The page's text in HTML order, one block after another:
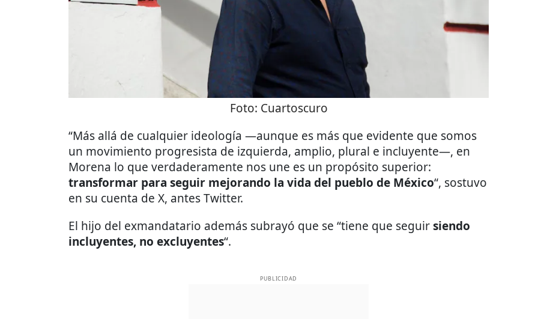
Foto: Cuartoscuro
“Más allá de cualquier ideología —aunque es más que evidente que somos
un movimiento progresista de izquierda, amplio, plural e incluyente—, en
Morena lo que verdaderamente nos une es un propósito superior:
transformar para seguir mejorando la vida del pueblo de México“, sostuvo
en su cuenta de X, antes Twitter.
El hijo del exmandatario además subrayó que se “tiene que seguirsiendo
incluyentes, no excluyentes“.
PUBLICIDAD